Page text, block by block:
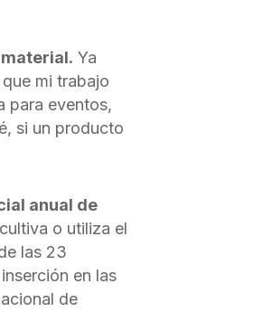
material. Ya
mi trabajo
para eventos,
si un producto
anual de
o utiliza el
las 23
en las
de